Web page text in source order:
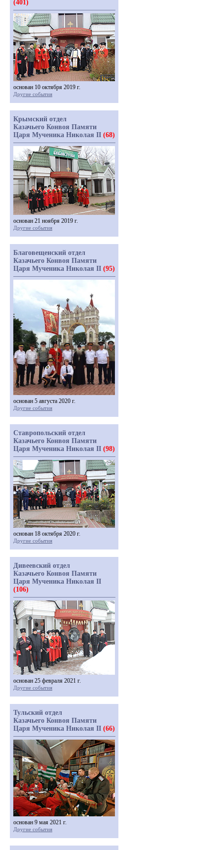
(401)
основан 10 октября 2019 г.
Другие события
Крымский отдел
Казачьего Конвоя Памяти
Царя Мученика Николая II (68)
основан 21 ноября 2019 г.
Другие события
Благовещенский отдел
Казачьего Конвоя Памяти
Царя Мученика Николая II (95)
основан 5 августа 2020 г.
Другие события
Ставропольский отдел
Казачьего Конвоя Памяти
Царя Мученика Николая II (98)
основан 18 октября 2020 г.
Другие события
Дивеевский отдел
Казачьего Конвоя Памяти
Царя Мученика Николая II
(106)
основан 25 февраля 2021 г.
Другие события
Тульский отдел
Казачьего Конвоя Памяти
Царя Мученика Николая II (66)
основан 9 мая 2021 г.
Другие события